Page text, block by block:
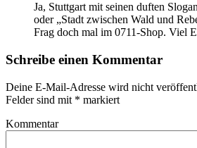
Ja, Stuttgart mit seinen duften
oder „Stadt zwischen Wald und
Frag doch mal im 0711-Shop. Viel
Schreibe einen Kommentar
Deine E-Mail-Adresse wird nicht
Felder sind mit * markiert
Kommentar